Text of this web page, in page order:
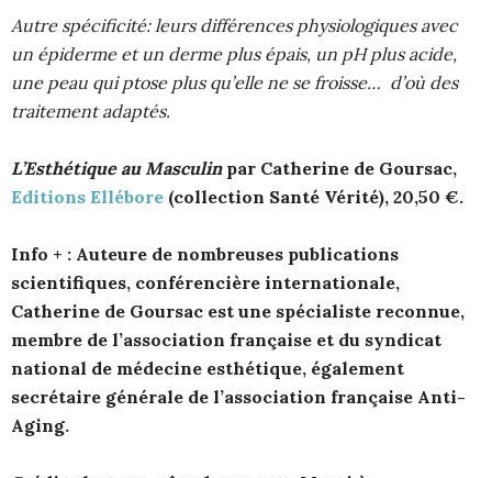
Autre spécificité: leurs différences physiologiques avec
un épiderme et un derme plus épais, un pH plus acide,
une peau qui ptose plus qu’elle ne se froisse… d’où des
traitement adaptés.
L’Esthétique au Masculinpar Catherine de Goursac,
Editions Ellébore (collection Santé Vérité), 20,50 €.
Info + : Auteure de nombreuses publications
scientifiques, conférencière internationale,
Catherine de Goursac est une spécialiste reconnue,
membre de l’association française et du syndicat
national de médecine esthétique, également
secrétaire générale de l’association française Anti-
Aging.